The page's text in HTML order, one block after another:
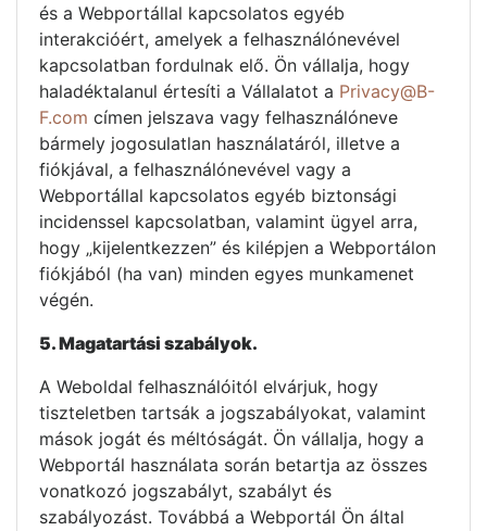
és a Webportállal kapcsolatos egyéb
interakcióért, amelyek a felhasználónevével
kapcsolatban fordulnak elő. Ön vállalja, hogy
haladéktalanul értesíti a Vállalatot a Privacy@B-
F.com címen jelszava vagy felhasználóneve
bármely jogosulatlan használatáról, illetve a
fiókjával, a felhasználónevével vagy a
Webportállal kapcsolatos egyéb biztonsági
incidenssel kapcsolatban, valamint ügyel arra,
hogy „kijelentkezzen” és kilépjen a Webportálon
fiókjából (ha van) minden egyes munkamenet
végén.
5. Magatartási szabályok.
A Weboldal felhasználóitól elvárjuk, hogy
tiszteletben tartsák a jogszabályokat, valamint
mások jogát és méltóságát. Ön vállalja, hogy a
Webportál használata során betartja az összes
vonatkozó jogszabályt, szabályt és
szabályozást. Továbbá a Webportál Ön által